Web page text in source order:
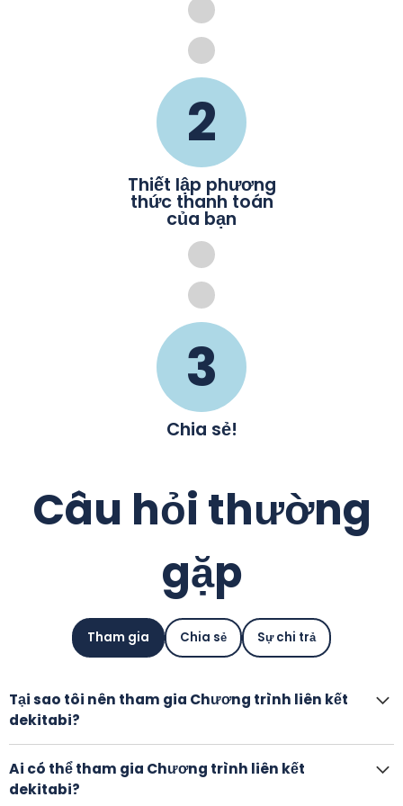
2
Thiết lập phương
thức thanh toán
của bạn
3
Chia sẻ!
Câu hỏi thường
gặp
Tham gia Chia sẻ Sự chi trả
Tại sao tôi nên tham gia Chương trình liên kết
dekitabi?
dekitabi là một công ty khởi nghiệp có trụ sở tại Nhật
Bản chỉ tập trung vào Nhật Bản. Ngoài việc có
mức phí
tốt nhất, chúng tôi mong muốn cung cấp nhiều
Ai có thể tham gia Chương trình liên kết
dekitabi?